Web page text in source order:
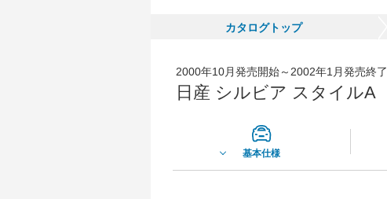
カタログトップ
2000年10月発売開始～2002年1月発売終了
日産 シルビア スタイルA
基本仕様